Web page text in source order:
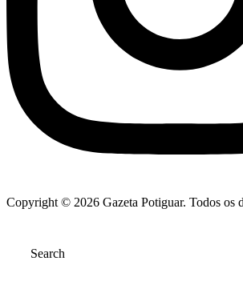
Copyright © 2026 Gazeta Potiguar. Todos os
Search